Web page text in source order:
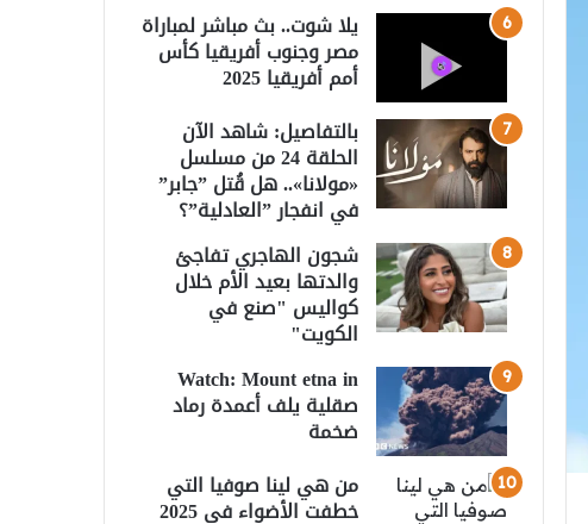
يلا شوت.. بث مباشر لمباراة
مصر وجنوب أفريقيا كأس
أمم أفريقيا 2025
بالتفاصيل: شاهد الآن
الحلقة 24 من مسلسل
«مولانا».. هل قُتل ”جابر”
في انفجار ”العادلية”؟
شجون الهاجري تفاجئ
والدتها بعيد الأم خلال
كواليس "صنع في
الكويت"
Watch: Mount etna in
صقلية يلف أعمدة رماد
ضخمة
من هي لينا صوفيا التي
خطفت الأضواء في 2025